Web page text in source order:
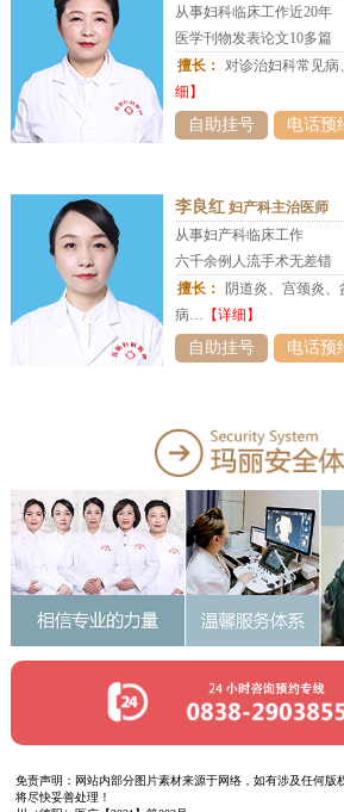
从事妇科临床工作近20年
医学刊物发表论文10多篇
擅长： 对诊治妇科常见
细】
自助挂号 电话预
李良红妇产科主治医师
从事妇产科临床工作
六千余例人流手术无差错
擅长：
阴道炎、宫颈炎
病… 【详细】
自助挂号 电话预
免责声明：网站内部分图片素材来源于网络，如有涉及任何版
将尽快妥善处理！